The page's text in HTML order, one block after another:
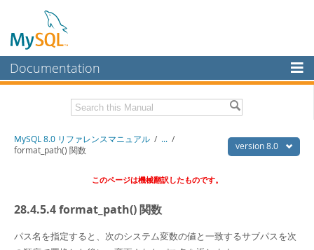
Documentation
MySQL Enterprise
Workbench
More
Download this Manual version 8.0
MySQL 8.0 リファレンスマニュアル / ... /
format_path() 関数
このページは機械翻訳したものです。
28.4.5.4 format_path() 関数
パス名を指定すると、次のシステム変数の値と一致するサブパスを次